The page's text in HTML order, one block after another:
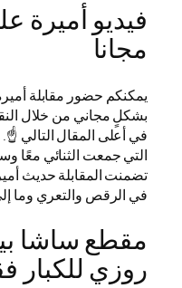
فيديو
مجانا
يمكنكم حضور مقابلة
بشكلٍ مجاني من خلال
في أعلى المقال التالي ☝️.
التي جمعت الثنائي معًا
تضمنت المقابلة حديث
في الرقص والتعري وما
مقطع ساشا
روزي للكبار